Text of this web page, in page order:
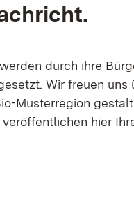
durch ihre
Wir freuen
Musterregion
hier